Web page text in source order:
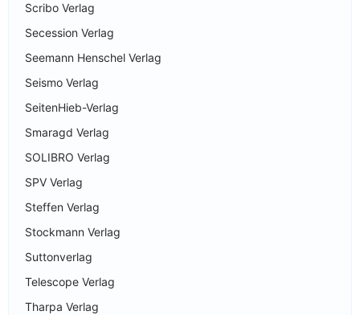
Scribo Verlag
Secession Verlag
Seemann Henschel Verlag
Seismo Verlag
SeitenHieb-Verlag
Smaragd Verlag
SOLIBRO Verlag
SPV Verlag
Steffen Verlag
Stockmann Verlag
Suttonverlag
Telescope Verlag
Tharpa Verlag